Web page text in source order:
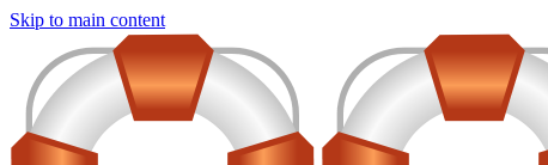
Skip to main content